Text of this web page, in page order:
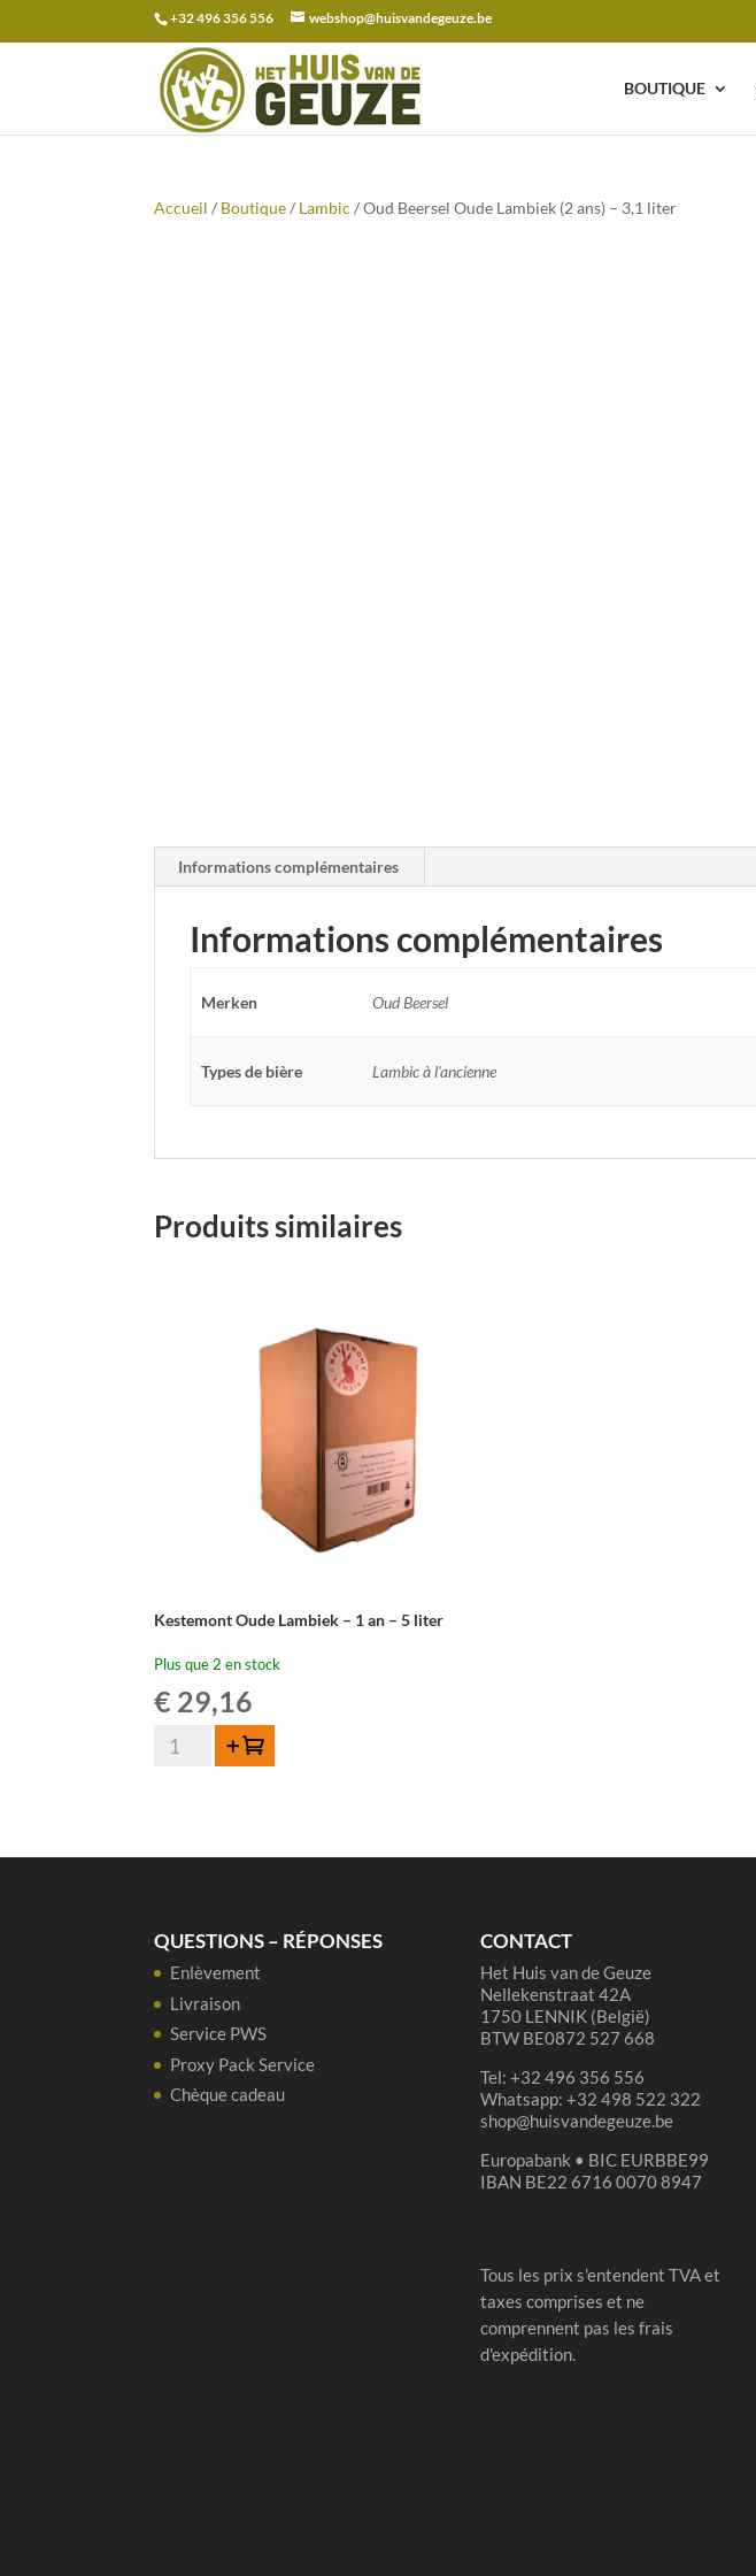
+32 496 356 556 webshop@huisvandegeuze.be
BOUTIQUE
Recherche
pour :
Accueil / Boutique/ Lambic / Oud Beersel Oude Lambiek (2 ans) – 3,1 liter
Informations complémentaires
Informations complémentaires
Merken Oud Beersel
Types de bière Lambic à l'ancienne
Produits similaires
Kestemont Oude Lambiek – 1 an – 5 liter
Plus que 2 en stock
€ 29,16
quantité
-
5
liter
Ajouter au panier
QUESTIONS – RÉPONSES
Enlèvement
Livraison
Service PWS
Proxy Pack Service
Chèque cadeau
CONTACT
Het Huis van de Geuze
Nellekenstraat 42A
1750 LENNIK (België)
BTW BE0872 527 668
Tel: +32 496 356 556
Whatsapp: +32 498 522 322
shop@huisvandegeuze.be
Europabank • BIC EURBBE99
IBAN BE22 6716 0070 8947
Tous les prix s'entendent TVA et
taxes comprises et ne
comprennent pas les frais
d'expédition.